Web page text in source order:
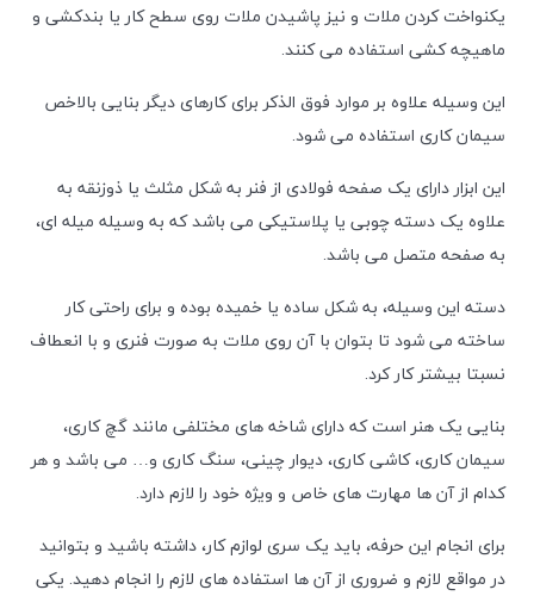
یکنواخت کردن ملات و نیز پاشیدن ملات روى سطح کار یا بندکشى و
ماهیچه کشى استفاده می کنند.
این وسیله علاوه بر موارد فوق الذکر برای کارهای دیگر بنایی بالاخص
سیمان کاری استفاده می شود.
این ابزار دارای یک صفحه فولادی از فنر به شکل مثلث یا ذوزنقه به
علاوه یک دسته چوبی یا پلاستیکی می باشد که به وسیله میله ای،
به صفحه متصل می باشد.
دسته این وسیله، به شکل ساده یا خمیده بوده و برای راحتی کار
ساخته می شود تا بتوان با آن روی ملات به صورت فنری و با انعطاف
نسبتا بیشتر کار کرد.
بنایی یک هنر است که دارای شاخه های مختلفی مانند گچ کاری،
سیمان کاری، کاشی کاری، دیوار چینی، سنگ کاری و… می باشد و هر
کدام از آن ها مهارت های خاص و ویژه خود را لازم دارد.
برای انجام این حرفه، باید یک سری لوازم کار، داشته باشید و بتوانید
در مواقع لازم و ضروری از آن ها استفاده های لازم را انجام دهید. یکی